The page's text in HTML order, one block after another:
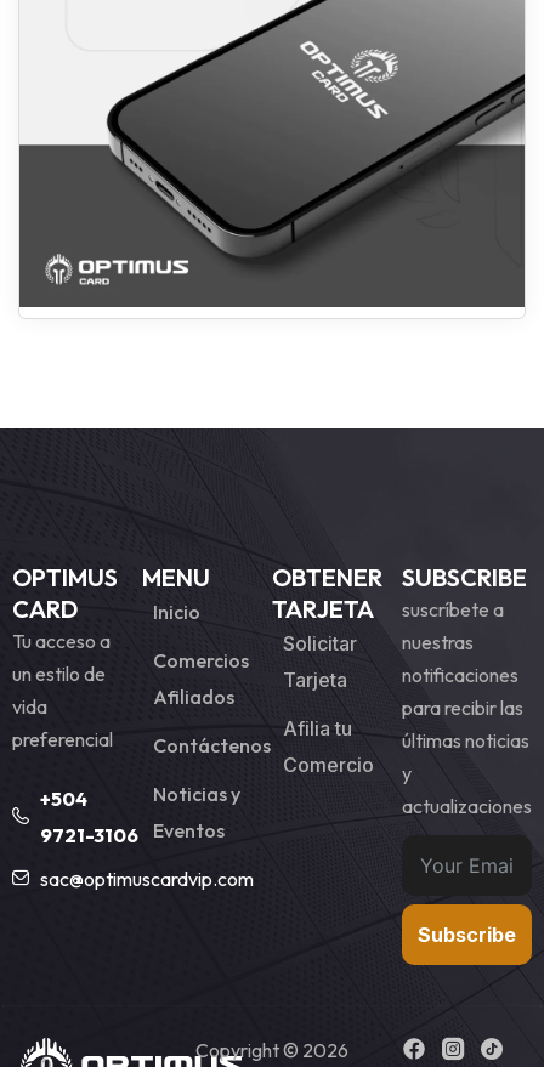
OPTIMUS
CARD
Tu acceso a
un estilo de
vida
preferencial
+504
9721-3106
sac@optimuscardvip.com
MENU
Inicio
Comercios
Afiliados
Contáctenos
Noticias y
Eventos
OBTENER
TARJETA
Solicitar
Tarjeta
Afilia tu
Comercio
SUBSCRIBE
suscríbete a
nuestras
notificaciones
para recibir las
últimas noticias
y
actualizaciones
Subscribe
Copyright © 2026